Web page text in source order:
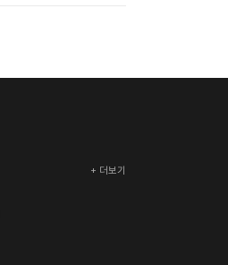
+ 더보기